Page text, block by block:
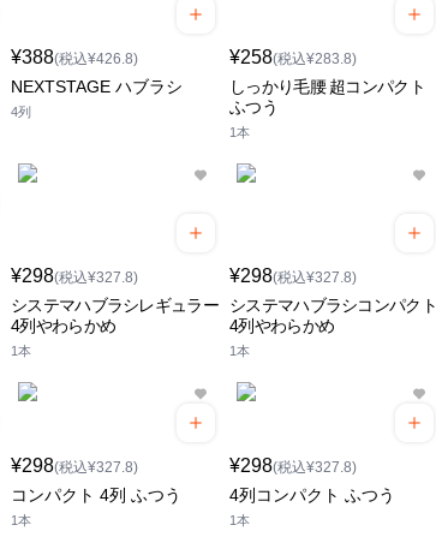
¥388(税込¥426.8)
NEXTSTAGE ハブラシ
4列
¥258(税込¥283.8)
しっかり毛腰 超コンパクト
ふつう
1本
¥298(税込¥327.8)
システマハブラシレギュラー
4列やわらかめ
1本
¥298(税込¥327.8)
システマハブラシコンパクト
4列やわらかめ
1本
¥298(税込¥327.8)
コンパクト 4列 ふつう
1本
¥298(税込¥327.8)
4列コンパクト ふつう
1本